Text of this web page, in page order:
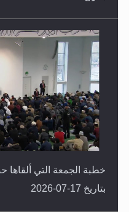
خطبة الجمعة التي ألقاها